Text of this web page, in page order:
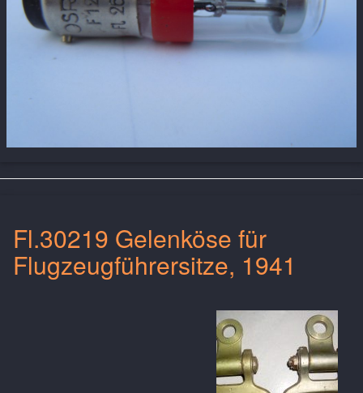
Fl.30219 Gelenköse für
Flugzeugführersitze, 1941